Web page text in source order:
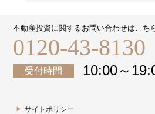
不動産投資に関するお問い合わせはこち
0120-43-8130
受付時間 10:00～
サイトポリシー